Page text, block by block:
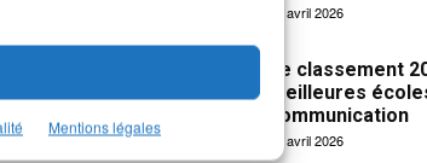
Mentions légales
15 avril 2026
Le classement
meilleures
communication
14 avril 2026